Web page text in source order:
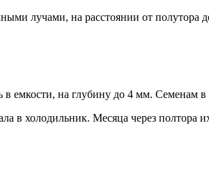
лучами, на расстоянии от полутора
на глубину до 4 мм. Семенам в
в холодильник. Месяца через полтора